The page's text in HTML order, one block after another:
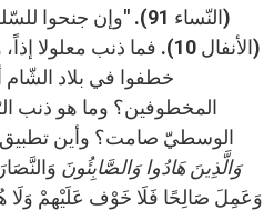
(النّساء 91). "وإن
(الأنفال 10). فما ذنب
خطفوا في بلاد الشّام
المخطوفين؟ وما هو ذنب
الوسطيّ صامت؟ وأين تطبيق
وَالَّذِينَ هَادُوا وَالصَّابِئُونَ